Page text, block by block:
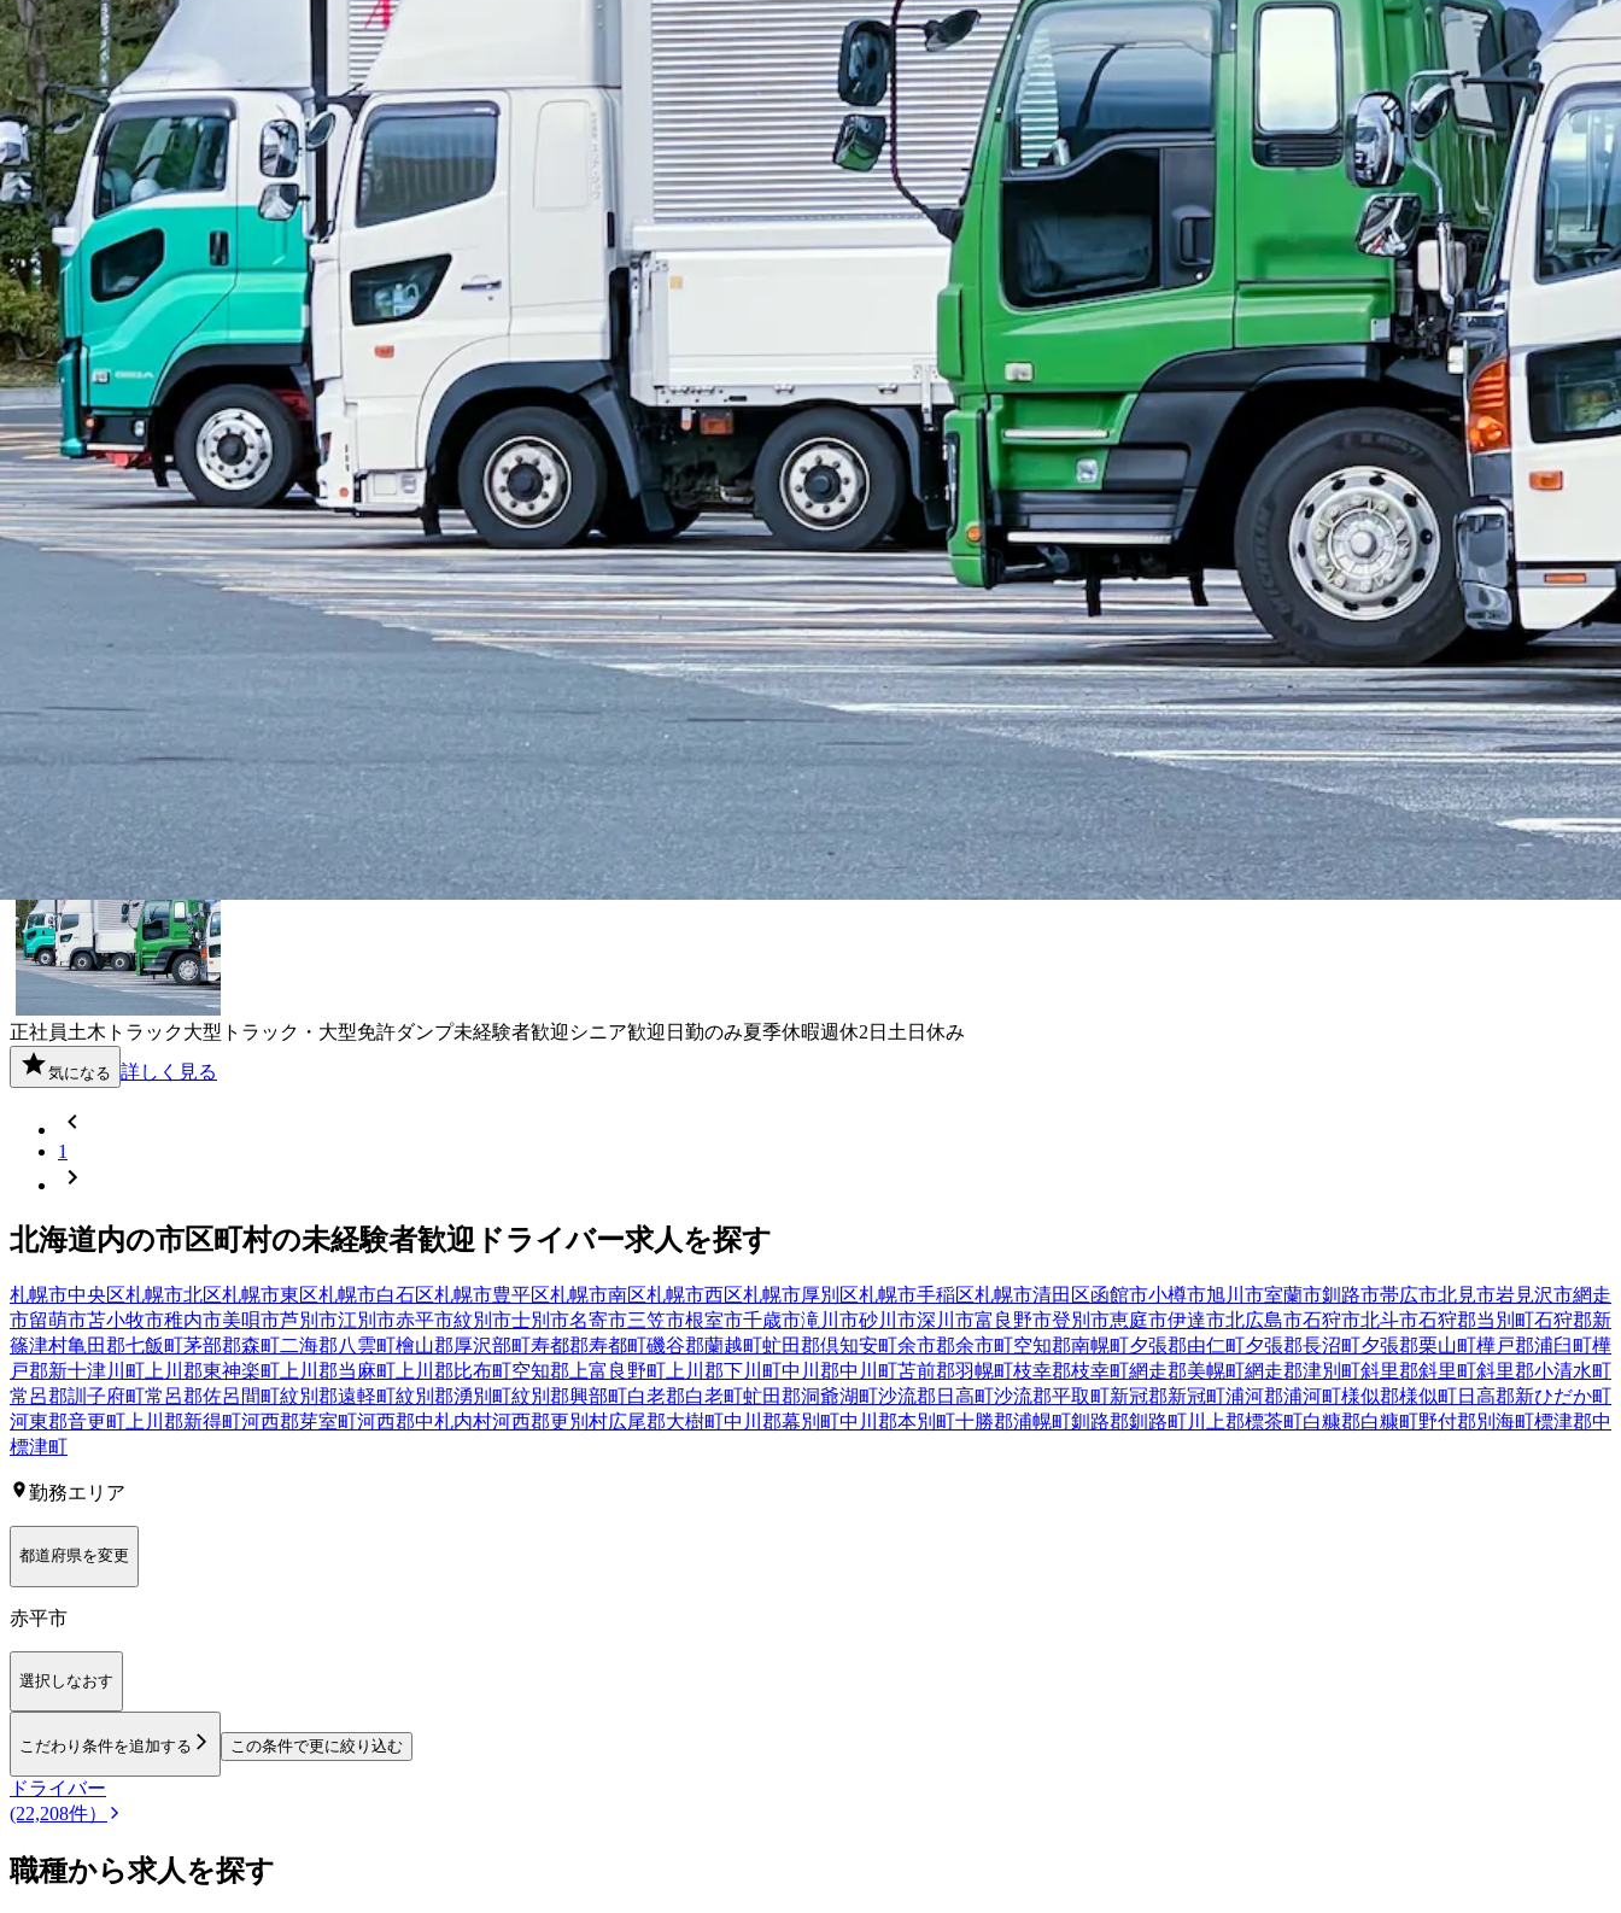
気になる 詳しく見る
【未経験歓迎！】住宅用木材（加工材）の配送業務｜北海道赤平市
株式会社ニッショウ
想定給与
月給￥208,320
勤務時間
午前6時〜午後3時
勤務地
北海道赤平市
正社員トラック大型トラック・大型免許未経験者歓迎 シニア歓迎 日勤のみ 夏季休暇週休2日
気になる 詳しく見る
【賞与・昇給・退職金あり】大型ダンプドライバー｜北海道赤平市
北洋興業 株式会社
月給￥193,600
勤務時間
勤務地
北海道赤平市
正社員土木 トラック大型トラック・大型免許ダンプ未経験者歓迎 シニア歓迎 日勤のみ夏季休暇週休2日 土日休み
気になる 詳しく見る
1
北海道内の市区町村の未経験者歓迎 ドライバー求人を探す
札幌市中央区札幌市北区札幌市東区札幌市白石区札幌市豊平区札幌市南区札幌市西区札幌市厚別区札幌市手稲区札幌市清田区函館市小樽市旭川市室蘭市釧路市帯広市北見市岩見沢市網走
市留萌市苫小牧市稚内市美唄市芦別市江別市赤平市紋別市士別市名寄市三笠市根室市千歳市滝川市砂川市深川市富良野市登別市恵庭市伊達市北広島市石狩市北斗市石狩郡当別町石狩郡新
篠津村亀田郡七飯町茅部郡森町二海郡八雲町檜山郡厚沢部町寿都郡寿都町磯谷郡蘭越町虻田郡倶知安町余市郡余市町空知郡南幌町夕張郡由仁町夕張郡長沼町夕張郡栗山町樺戸郡浦臼町樺
戸郡新十津川町 上川郡東神楽町 上川郡当麻町 上川郡比布町空知郡上富良野町 上川郡下川町中川郡中川町苫前郡羽幌町枝幸郡枝幸町網走郡美幌町網走郡津別町斜里郡斜里町斜里郡小清水町
常呂郡訓子府町常呂郡佐呂間町紋別郡遠軽町紋別郡湧別町紋別郡興部町白老郡白老町虻田郡洞爺湖町沙流郡日高町沙流郡平取町新冠郡新冠町浦河郡浦河町様似郡様似町日高郡新ひだか町
河東郡音更町 上川郡新得町河西郡芽室町河西郡中札内村河西郡更別村広尾郡大樹町中川郡幕別町中川郡本別町十勝郡浦幌町釧路郡釧路町川上郡標茶町白糠郡白糠町野付郡別海町標津郡中
標津町
勤務エリア
都道府県を変更
赤平市
選択しなおす
こだわり条件を追加する この条件で更に絞り込む
ドライバー
(22,208件）
職種から求人を探す